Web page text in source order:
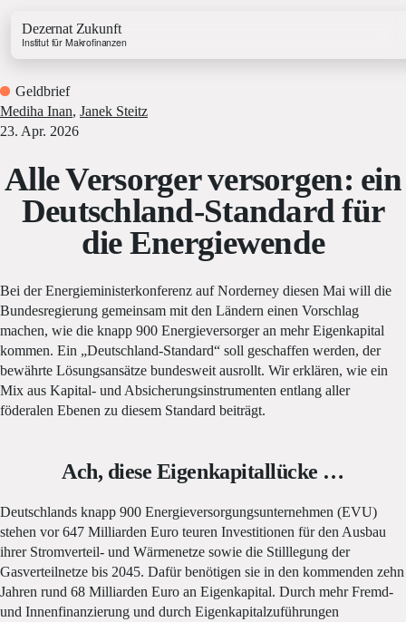
Dezernat Zukunft
Institut für Makrofinanzen
Growth & Budget Lab
Energy Lab
Business Lab
Price Lab
Haushaltstracker
Investitionstracker
Geldbrief
Mediha Inan, Janek Steitz
23. Apr. 2026
Alle Versorger versorgen: ein
Deutschland-Standard für
die Energiewende
Bei der Energieministerkonferenz auf Norderney diesen Mai will die
Bundesregierung gemeinsam mit den Ländern einen Vorschlag
machen, wie die knapp 900 Energieversorger an mehr Eigenkapital
kommen. Ein „Deutschland-Standard“ soll geschaffen werden, der
bewährte Lösungsansätze bundesweit ausrollt. Wir erklären, wie ein
Mix aus Kapital- und Absicherungsinstrumenten entlang aller
föderalen Ebenen zu diesem Standard beiträgt.
Ach, diese Eigenkapitallücke …
Deutschlands knapp 900 Energieversorgungsunternehmen (EVU)
stehen vor 647 Milliarden Euro teuren Investitionen für den Ausbau
ihrer Stromverteil- und Wärmenetze sowie die Stilllegung der
Gasverteilnetze bis 2045. Dafür benötigen sie in den kommenden zehn
Jahren rund 68 Milliarden Euro an Eigenkapital. Durch mehr Fremd-
und Innenfinanzierung und durch Eigenkapitalzuführungen